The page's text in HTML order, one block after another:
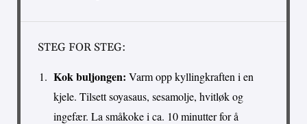
STEG FOR STEG:
Kok buljongen: Varm opp kyllingkraften i en
kjele. Tilsett soyasaus, sesamolje, hvitløk og
ingefær. La småkoke i ca. 10 minutter for å